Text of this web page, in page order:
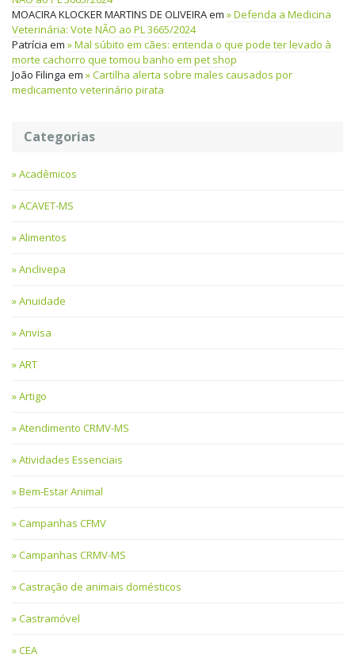
MOACIRA KLOCKER MARTINS DE OLIVEIRAem
Defenda a Medicina
Veterinária: Vote NÃO ao PL 3665/2024
Patrícia em
Mal súbito em cães: entenda o que pode ter levado à
morte cachorro que tomou banho em pet shop
João Filinga em
Cartilha alerta sobre males causados por
medicamento veterinário pirata
Categorias
Acadêmicos
ACAVET-MS
Alimentos
Anclivepa
Anuidade
Anvisa
ART
Artigo
Atendimento CRMV-MS
Atividades Essenciais
Bem-Estar Animal
Campanhas CFMV
Campanhas CRMV-MS
Castração de animais domésticos
Castramóvel
CEA